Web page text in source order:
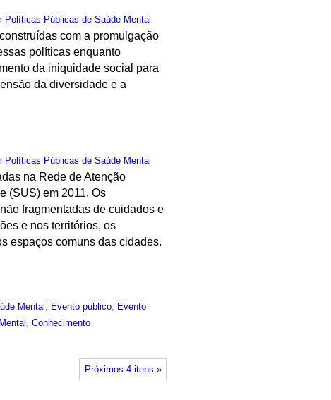
Políticas Públicas de Saúde Mental
com a promulgação
políticas enquanto
da iniquidade social para
da diversidade e a
Políticas Públicas de Saúde Mental
na Rede de Atenção
(SUS) em 2011. Os
fragmentadas de cuidados e
e nos territórios, os
espaços comuns das cidades.
Mental , Evento público, Evento
,Conhecimento
Próximos 4 itens »